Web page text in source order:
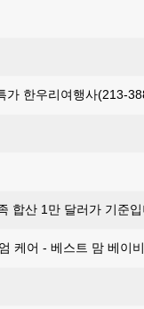
가 한우리여행사(213-
합산 1만 달러가 기준
케어 - 베스트 맘 베이